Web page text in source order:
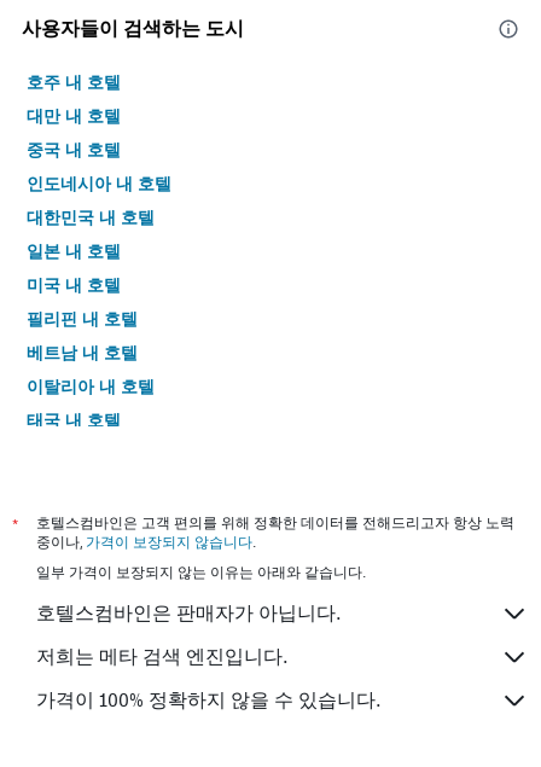
사용자들이 검색하는 도시
호주 내 호텔
대만 내 호텔
중국 내 호텔
인도네시아 내 호텔
대한민국 내 호텔
일본 내 호텔
미국 내 호텔
필리핀 내 호텔
베트남 내 호텔
이탈리아 내 호텔
태국 내 호텔
*
호텔스컴바인은 고객 편의를 위해 정확한 데이터를 전해드리고자 항상 노력
중이나, 가격이 보장되지 않습니다.
일부 가격이 보장되지 않는 이유는 아래와 같습니다.
호텔스컴바인은 판매자가 아닙니다.
저희는 메타 검색 엔진입니다.
가격이 100% 정확하지 않을 수 있습니다.